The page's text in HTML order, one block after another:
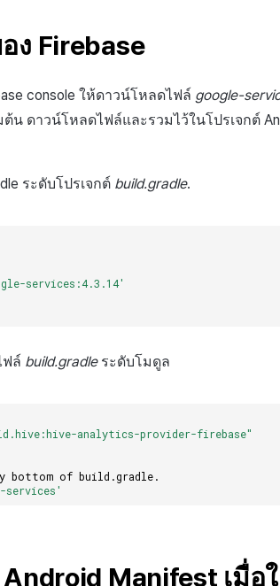
ง Firebase
console ให้ดาวน์โหลดไฟล์ google-
น ดาวน์โหลดไฟล์และรวมไว้ในโปรเจกต์
ระดับโปรเจกต์ build.gradle.
services:4.3.14'
ฟล์ build.gradleระดับโมดูล
analytics-provider-firebase"
bottom of build.gradle.
services'
Manifest เมื่อ